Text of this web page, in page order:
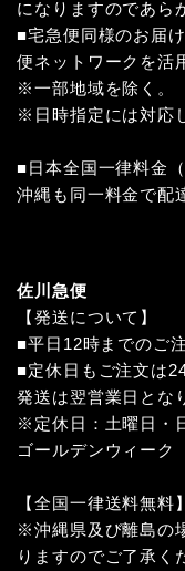
になりますのであら
■宅急便同様のお届
便ネットワークを活
※一部地域を除く。
※日時指定には対応
■日本全国一律料金
沖縄も同一料金で配
佐川急便
【発送について】
■平日12時までのご
■定休日もご注文は
発送は翌営業日とな
※定休日：土曜日・
ゴールデンウィーク
【全国一律送料無料】
※沖縄県及び離島の
りますのでご了承く